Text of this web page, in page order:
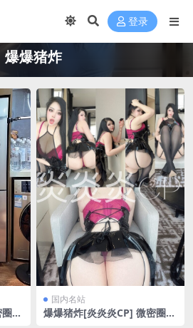
登录
爆爆猪炸
国内名站
爆爆猪炸[炎炎炎CP] 微密圈